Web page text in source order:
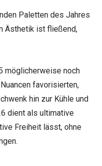
Paletten des Jahres
Ästhetik ist fließend,
möglicherweise noch
favorisierten,
hin zur Kühle und
dient als ultimative
Freiheit lässt, ohne